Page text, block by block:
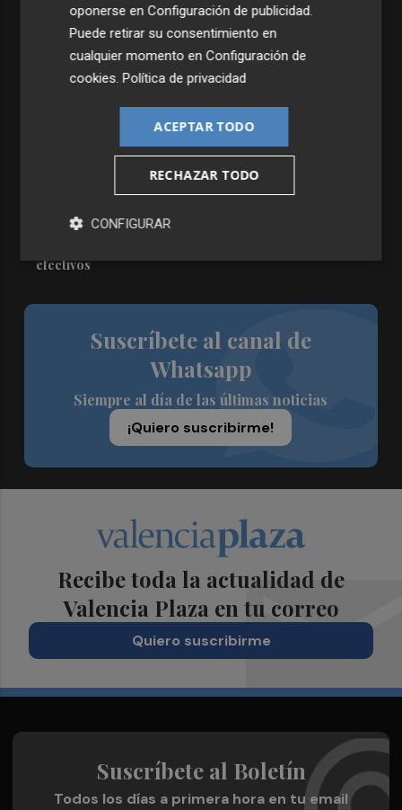
La Biblioteca Valenciana conmemora el 750 aniversario
La Generalitat destina 132 millones a 24 nuevas
La movilidad el 12 de agosto podría duplicarse por el
eclipse con hasta 1,5 millones de desplazamientos
La Guardia Civil desplegará un dispositivo especial de
efectivos
Suscríbete al canal de
Whatsapp
Siempre al día de las últimas noticias
¡Quiero suscribirme!
Recibe toda la actualidad de
Valencia Plaza en tu correo
Quiero suscribirme
Suscríbete al Boletín
Todos los días a primera hora en tu email
oponerse enConfiguración de publicidad
Puede retirar su consentimiento en
cualquier momento enConfiguración de
cookies .Política de privacidad
ACEPTAR TODO
RECHAZAR TODO
CONFIGURAR